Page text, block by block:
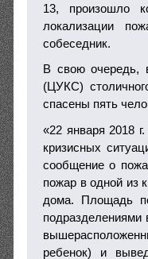
13, произошло
локализации
собеседник.
В свою очередь,
(ЦУКС)
спасены пять
«22 января 2018
кризисных
сообщение о
пожар в одной из
дома. Площадь
подразделениями
ребенок) и